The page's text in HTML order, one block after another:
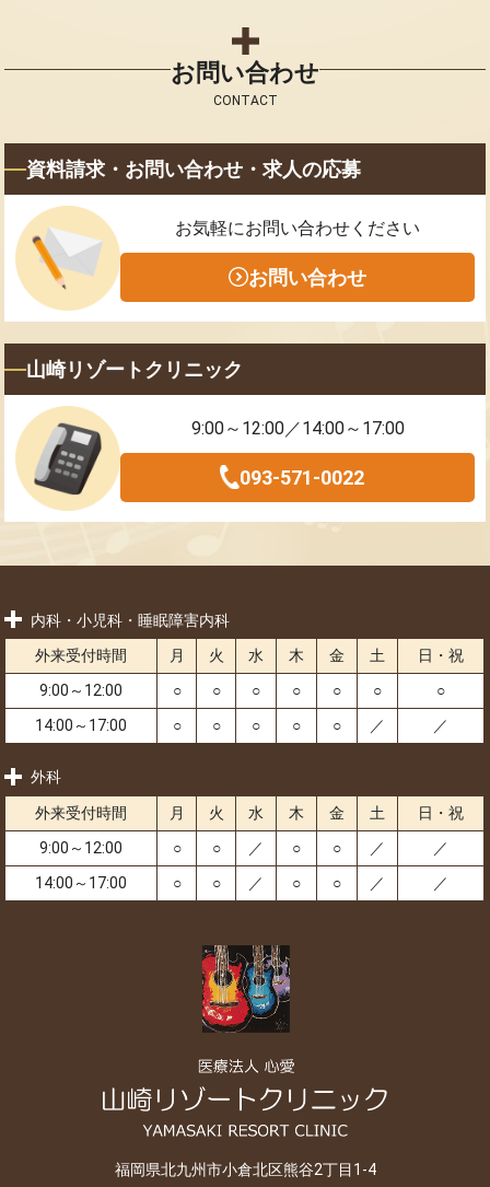
お問い合わせ
CONTACT
資料請求・お問い合わせ・求人の応募
お気軽にお問い合わせください
お問い合わせ
山崎リゾートクリニック
9:00～12:00／14:00～17:00
093-571-0022
内科・小児科・睡眠障害内科
外来受付時間 月 火 水 木 金 土
日・祝
9:00～12:00
○ ○ ○ ○ ○ ○
○
14:00～17:00
○ ○ ○ ○ ○ ／ ／
外科
外来受付時間 月 火 水 木 金 土
日・祝
9:00～12:00
○ ○ ／ ○ ○ ／
／
14:00～17:00
○ ○ ／ ○ ○ ／ ／
福岡県北九州市小倉北区熊谷2丁目1-4